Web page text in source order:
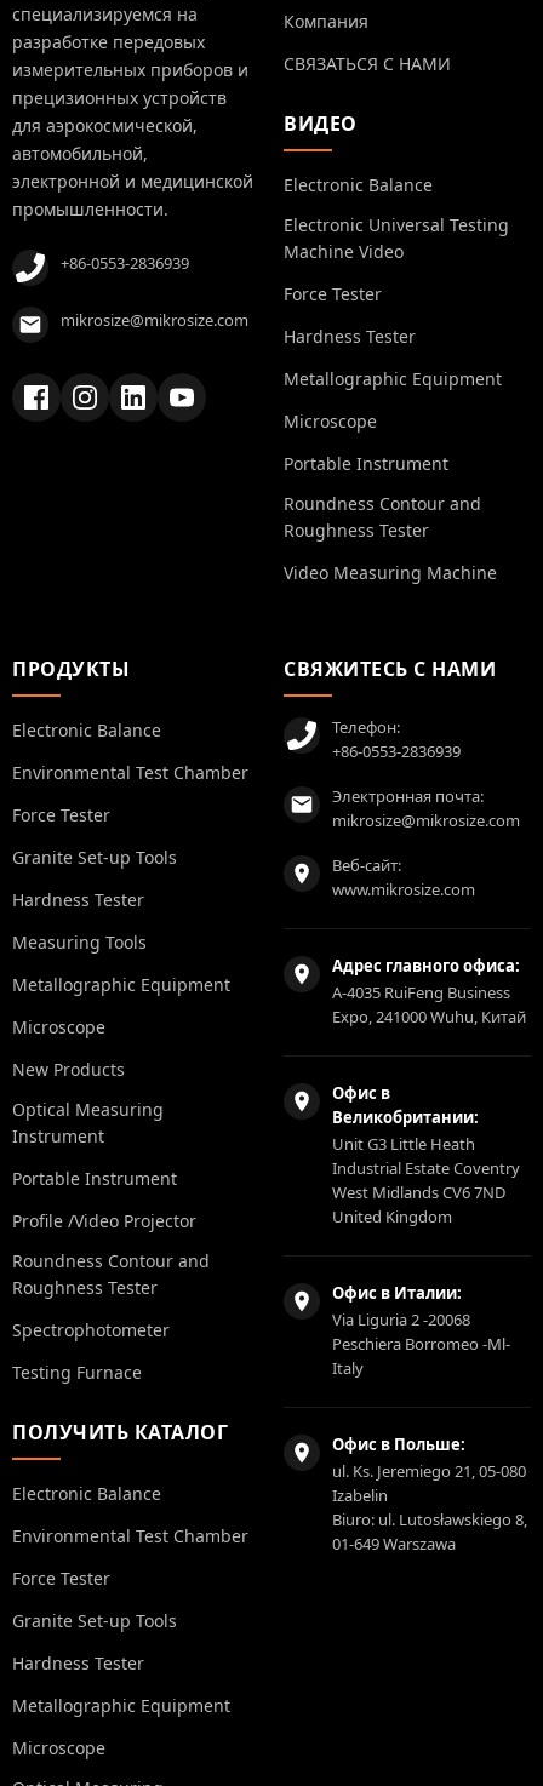
специализируемся на
разработке передовых
измерительных приборов и
прецизионных устройств
для аэрокосмической,
автомобильной,
электронной и медицинской
промышленности.
+86-0553-2836939
mikrosize@mikrosize.com
Компания
СВЯЗАТЬСЯ С НАМИ
ВИДЕО
Electronic Balance
Electronic Universal Testing
Machine Video
Force Tester
Hardness Tester
Metallographic Equipment
Microscope
Portable Instrument
Roundness Contour and
Roughness Tester
Video Measuring Machine
ПРОДУКТЫ
Electronic Balance
Environmental Test Chamber
Force Tester
Granite Set-up Tools
Hardness Tester
Measuring Tools
Metallographic Equipment
Microscope
New Products
Optical Measuring
Instrument
Portable Instrument
Profile /Video Projector
Roundness Contour and
Roughness Tester
Spectrophotometer
Testing Furnace
ПОЛУЧИТЬ КАТАЛОГ
Electronic Balance
Environmental Test Chamber
Force Tester
Granite Set-up Tools
Hardness Tester
Metallographic Equipment
Microscope
СВЯЖИТЕСЬ С НАМИ
Телефон:
+86-0553-2836939
Электронная почта:
mikrosize@mikrosize.com
Веб-сайт:
www.mikrosize.com
Адрес главного офиса:
A-4035 RuiFeng Business
Expo, 241000 Wuhu, Китай
Офис в
Великобритании:
Unit G3 Little Heath
Industrial Estate Coventry
West Midlands CV6 7ND
United Kingdom
Офис в Италии:
Via Liguria 2 -20068
Peschiera Borromeo -Ml-
Italy
Офис в Польше:
ul. Ks. Jeremiego 21, 05-080
Izabelin
Biuro: ul. Lutosławskiego 8,
01-649 Warszawa